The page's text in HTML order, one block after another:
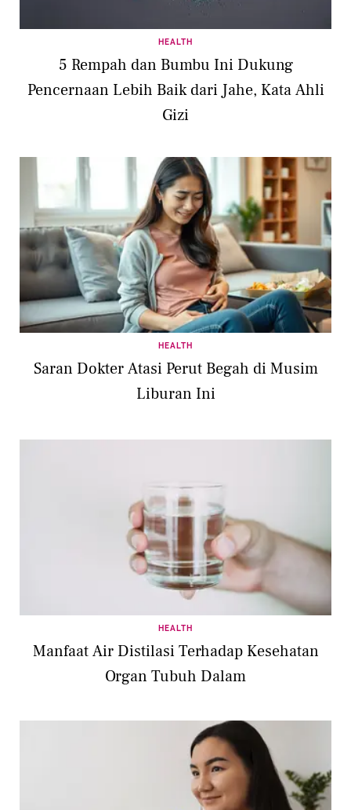
HEALTH
5 Rempah dan Bumbu Ini Dukung
Pencernaan Lebih Baik dari Jahe, Kata Ahli
Gizi
HEALTH
Saran Dokter Atasi Perut Begah di Musim
Liburan Ini
HEALTH
Manfaat Air Distilasi Terhadap Kesehatan
Organ Tubuh Dalam